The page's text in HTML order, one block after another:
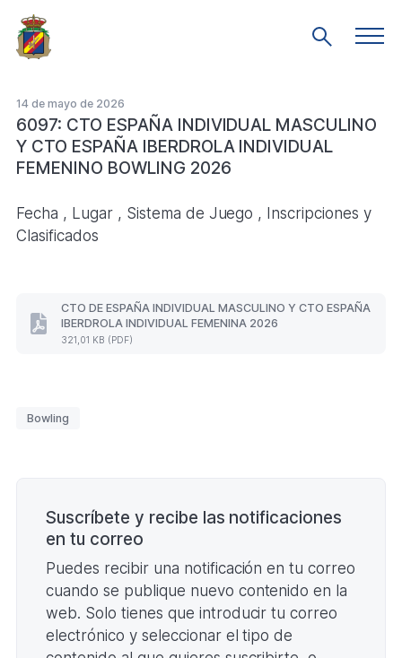
Saltar
al
contenido
Mostrar
14 de mayo de 2026
6097: CTO ESPAÑA INDIVIDUAL MASCULINO
Y CTO ESPAÑA IBERDROLA INDIVIDUAL
FEMENINO BOWLING 2026
Fecha , Lugar , Sistema de Juego , Inscripciones y
Clasificados
CTO DE ESPAÑA INDIVIDUAL MASCULINO Y CTO ESPAÑA
IBERDROLA INDIVIDUAL FEMENINA 2026
321,01 KB (PDF)
CTO
CTO
(Formato
PDF.
321,01
Bowling
Suscríbete y recibe las notificaciones
en tu correo
Puedes recibir una notificación en tu correo
cuando se publique nuevo contenido en la
web. Solo tienes que introducir tu correo
electrónico y seleccionar el tipo de